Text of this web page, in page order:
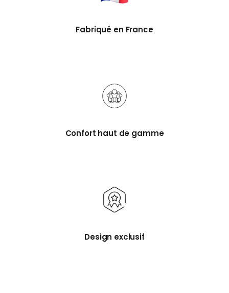
Fabriqué en France
Confort haut de gamme
Design exclusif